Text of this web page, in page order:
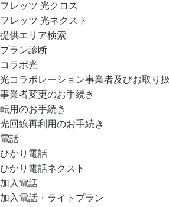
フレッツ 光クロス
フレッツ 光ネクスト
提供エリア検索
プラン診断
コラボ光
光コラボレーション事業者及びお取り
事業者変更のお手続き
転用のお手続き
光回線再利用のお手続き
電話
ひかり電話
ひかり電話ネクスト
加入電話
加入電話・ライトプラン